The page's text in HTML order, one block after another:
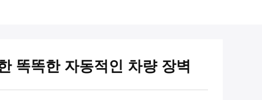
똑똑한 자동적인 차량 장벽